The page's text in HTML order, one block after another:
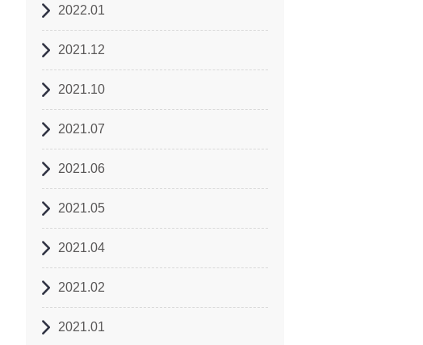
2022.01
2021.12
2021.10
2021.07
2021.06
2021.05
2021.04
2021.02
2021.01